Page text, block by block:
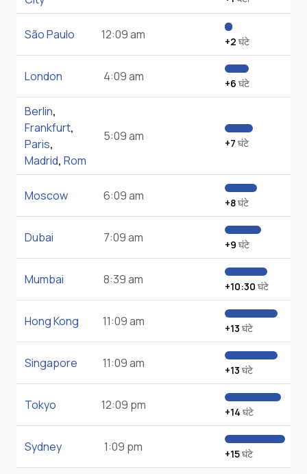
São Paulo 12:09 am +2 घंटे
London 4:09 am +6 घंटे
Berlin,
Frankfurt,
Paris,
Madrid, Rom
5:09 am +7 घंटे
Moscow 6:09 am +8घंटे
Dubai 7:09 am +9 घंटे
Mumbai 8:39 am +10:30 घंटे
Hong Kong 11:09 am +13 घंटे
Singapore 11:09 am +13 घंटे
Tokyo 12:09 pm +14 घंटे
Sydney 1:09 pm +15घंटे